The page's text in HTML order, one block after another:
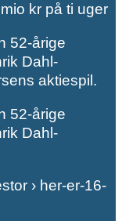
kr på ti uger
52-årige
Dahl-
aktiespil.
52-årige
Dahl-
› her-er-16-